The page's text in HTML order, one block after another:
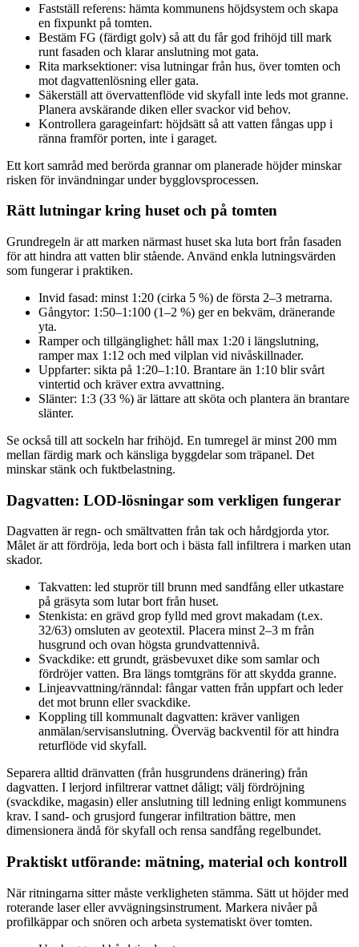
Fastställ referens: hämta kommunens höjdsystem och skapa
en fixpunkt på tomten.
Bestäm FG (färdigt golv) så att du får god frihöjd till mark
runt fasaden och klarar anslutning mot gata.
Rita marksektioner: visa lutningar från hus, över tomten och
mot dagvattenlösning eller gata.
Säkerställ att övervattenflöde vid skyfall inte leds mot granne.
Planera avskärande diken eller svackor vid behov.
Kontrollera garageinfart: höjdsätt så att vatten fångas upp i
ränna framför porten, inte i garaget.
Ett kort samråd med berörda grannar om planerade höjder minskar
risken för invändningar under bygglovsprocessen.
Rätt lutningar kring huset och på tomten
Grundregeln är att marken närmast huset ska luta bort från fasaden
för att hindra att vatten blir stående. Använd enkla lutningsvärden
som fungerar i praktiken.
Invid fasad: minst 1:20 (cirka 5 %) de första 2–3 metrarna.
Gångytor: 1:50–1:100 (1–2 %) ger en bekväm, dränerande
yta.
Ramper och tillgänglighet: håll max 1:20 i längslutning,
ramper max 1:12 och med vilplan vid nivåskillnader.
Uppfarter: sikta på 1:20–1:10. Brantare än 1:10 blir svårt
vintertid och kräver extra avvattning.
Slänter: 1:3 (33 %) är lättare att sköta och plantera än brantare
slänter.
Se också till att sockeln har frihöjd. En tumregel är minst 200 mm
mellan färdig mark och känsliga byggdelar som träpanel. Det
minskar stänk och fuktbelastning.
Dagvatten: LOD-lösningar som verkligen fungerar
Dagvatten är regn- och smältvatten från tak och hårdgjorda ytor.
Målet är att fördröja, leda bort och i bästa fall infiltrera i marken utan
skador.
Takvatten: led stuprör till brunn med sandfång eller utkastare
på gräsyta som lutar bort från huset.
Stenkista: en grävd grop fylld med grovt makadam (t.ex.
32/63) omsluten av geotextil. Placera minst 2–3 m från
husgrund och ovan högsta grundvattennivå.
Svackdike: ett grundt, gräsbevuxet dike som samlar och
fördröjer vatten. Bra längs tomtgräns för att skydda granne.
Linjeavvattning/ränndal: fångar vatten från uppfart och leder
det mot brunn eller svackdike.
Koppling till kommunalt dagvatten: kräver vanligen
anmälan/servisanslutning. Överväg backventil för att hindra
returflöde vid skyfall.
Separera alltid dränvatten (från husgrundens dränering) från
dagvatten. I lerjord infiltrerar vattnet dåligt; välj fördröjning
(svackdike, magasin) eller anslutning till ledning enligt kommunens
krav. I sand- och grusjord fungerar infiltration bättre, men
dimensionera ändå för skyfall och rensa sandfång regelbundet.
Praktiskt utförande: mätning, material och kontroll
När ritningarna sitter måste verkligheten stämma. Sätt ut höjder med
roterande laser eller avvägningsinstrument. Markera nivåer på
profilkäppar och snören och arbeta systematiskt över tomten.